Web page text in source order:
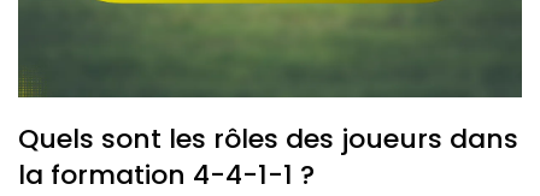
Quels sont les rôles des joueurs dans
la formation 4-4-1-1 ?